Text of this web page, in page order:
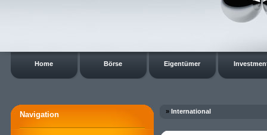
Home Börse Eigentümer
Navigation » International